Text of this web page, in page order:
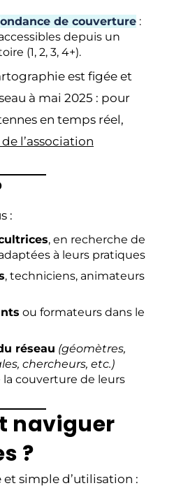
de couverture :
depuis un
(1, 2, 3, 4+).
est figée et
à mai 2025 : pour
en temps réel,
l’association
:
, en recherche de
à leurs pratiques
, techniciens, animateurs
ou formateurs dans le
réseau (géomètres,
chercheurs, etc.)
couverture de leurs
naviguer
?
simple d’utilisation :